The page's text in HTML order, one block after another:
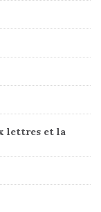
lettres et la